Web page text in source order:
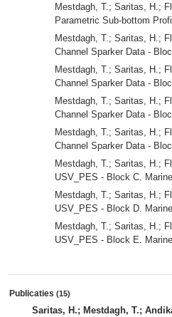
Mestdagh, T.; Saritas, H.;
Parametric Sub-bottom
Mestdagh, T.; Saritas, H.;
Channel Sparker Data -
Mestdagh, T.; Saritas, H.;
Channel Sparker Data -
Mestdagh, T.; Saritas, H.;
Channel Sparker Data -
Mestdagh, T.; Saritas, H.;
Channel Sparker Data -
Mestdagh, T.; Saritas, H.;
USV_PES - Block C.
Mestdagh, T.; Saritas, H.;
USV_PES - Block D.
Mestdagh, T.; Saritas, H.;
USV_PES - Block E.
Publicaties (15)
Saritas, H.; Mestdagh, T.;